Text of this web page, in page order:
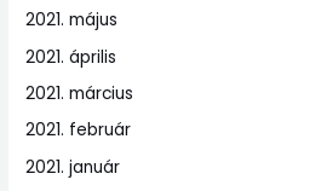
2021. május
2021. április
2021. március
2021. február
2021. január